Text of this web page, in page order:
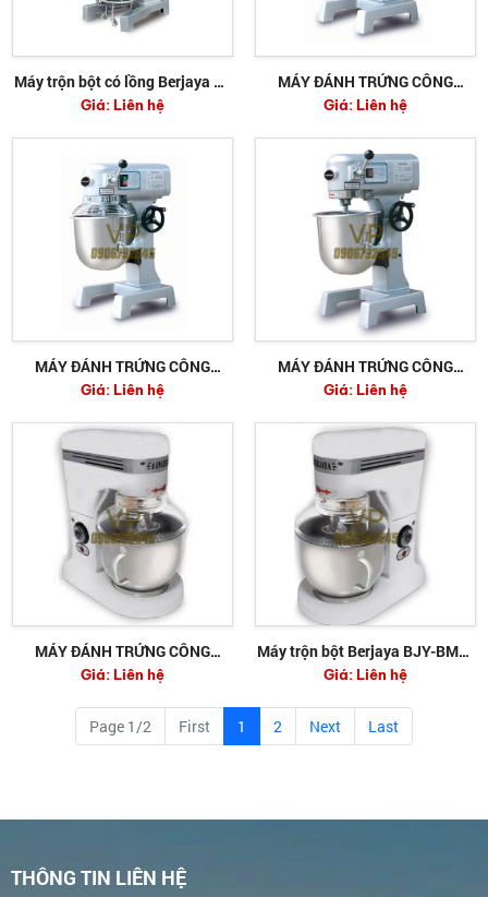
Máy trộn bột có lồng Berjaya 40
lít BJY-BM40N
Giá:Liên hệ
MÁY ĐÁNH TRỨNG CÔNG
NGHIỆP BERJAYA BJY-BM30N
Giá:Liên hệ
MÁY ĐÁNH TRỨNG CÔNG
NGHIỆP BERJAYA BJY-BM20N
Giá:Liên hệ
MÁY ĐÁNH TRỨNG CÔNG
NGHIỆP BERJAYA BJY-BM10
Giá:Liên hệ
MÁY ĐÁNH TRỨNG CÔNG
NGHIỆP BERJAYA BJY-BM7N-B
Giá:Liên hệ
Máy trộn bột Berjaya BJY-BM5-
B
Giá:Liên hệ
Page 1/2 First 1 2 Next Last
THÔNG TIN LIÊN HỆ